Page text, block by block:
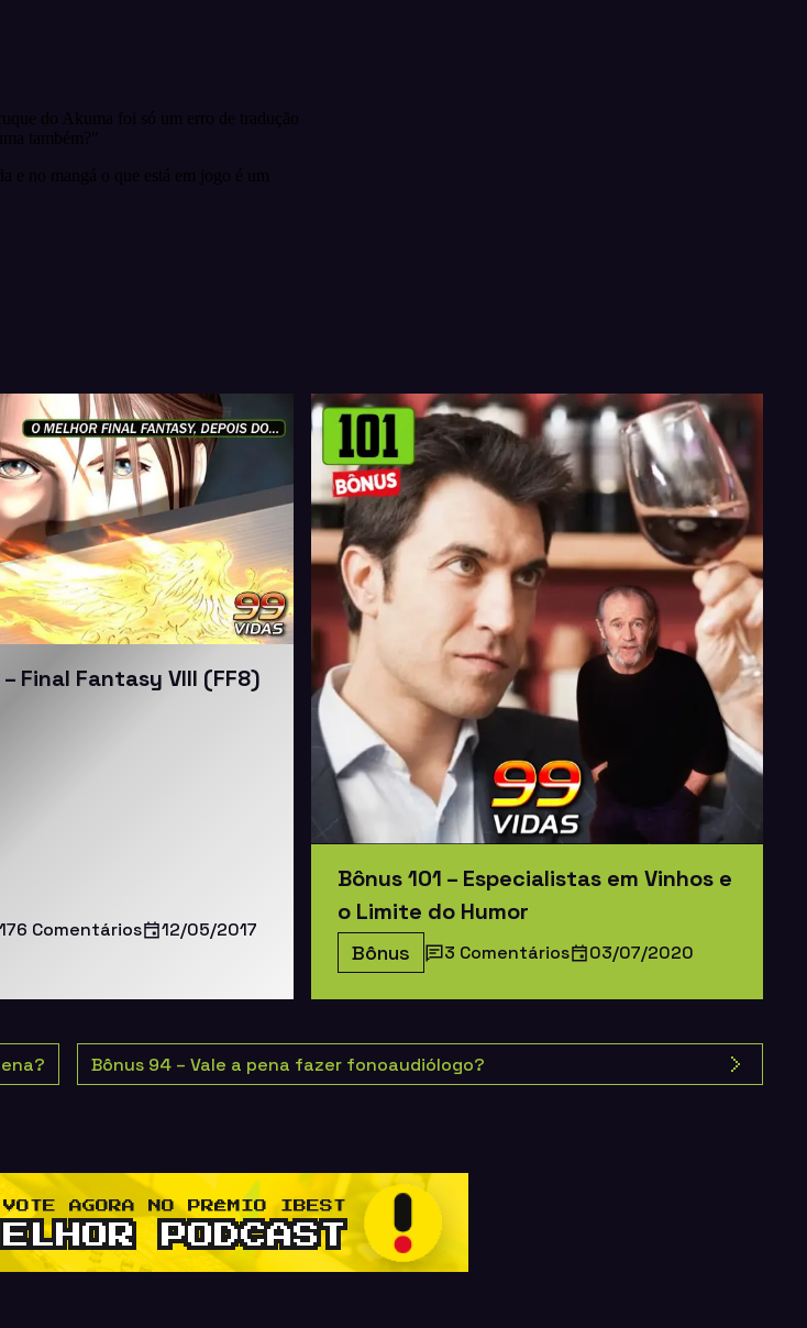
Final Fantasy VIII (FF8)
176 Comentários
12/05/2017
Bônus 101 – Especialistas em Vinhos e
o Limite do Humor
Bônus 3 Comentários 03/07/2020
Bônus 94 – Vale a pena fazer fonoaudiólogo?